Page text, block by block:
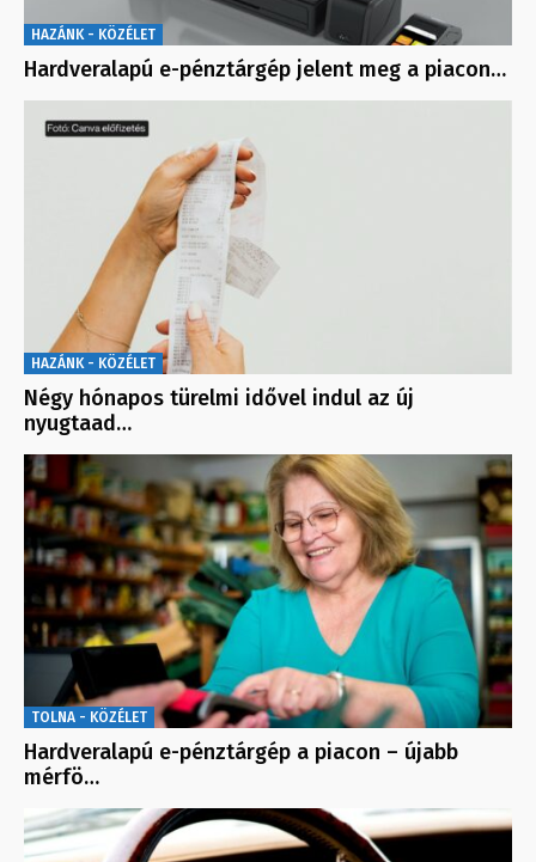
HAZÁNK - KÖZÉLET
Hardveralapú e-pénztárgép jelent meg a piacon…
HAZÁNK - KÖZÉLET
Négy hónapos türelmi idővel indul az új
nyugtaad…
TOLNA - KÖZÉLET
Hardveralapú e-pénztárgép a piacon – újabb
mérfö…